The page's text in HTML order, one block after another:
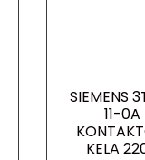
SIEMENS
11-0A
KELA